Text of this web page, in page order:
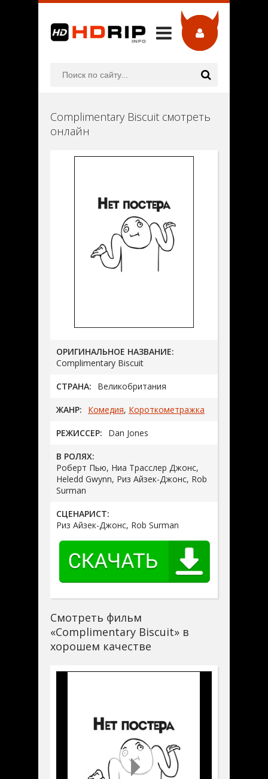
Complimentary Biscuit смотреть
онлайн
ОРИГИНАЛЬНОЕ НАЗВАНИЕ:
Complimentary Biscuit
СТРАНА: Великобритания
ЖАНР: Комедия, Короткометражка
РЕЖИССЕР: Dan Jones
В РОЛЯХ:
Роберт Пью, Ниа Трасслер Джонс,
Heledd Gwynn, Риз Айзек-Джонс, Rob
Surman
СЦЕНАРИСТ:
Риз Айзек-Джонс, Rob Surman
Смотреть фильм
«Complimentary Biscuit» в
хорошем качестве